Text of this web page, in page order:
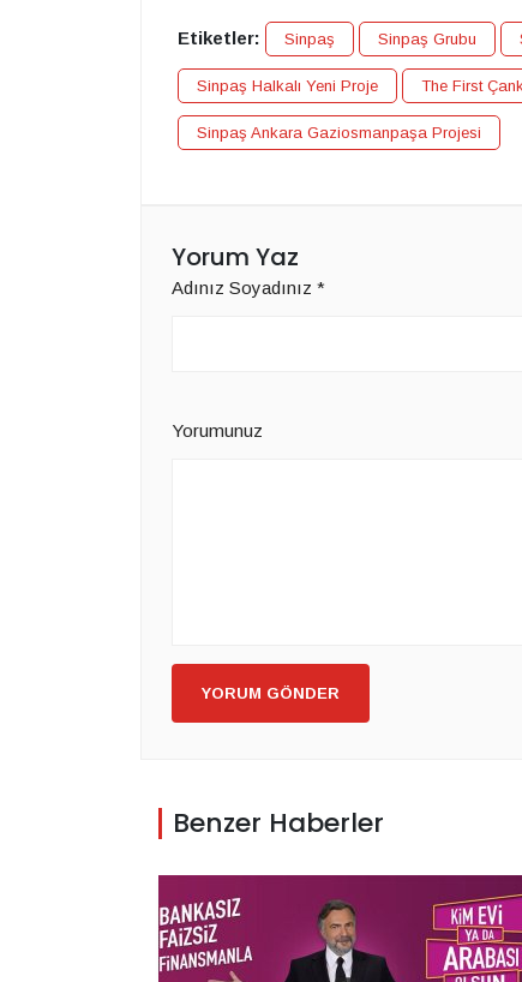
Etiketler: Sinpaş Sinpaş Grubu
Sinpaş Halkalı Yeni Proje The First
Sinpaş Ankara Gaziosmanpaşa Projesi
Yorum Yaz
Adınız Soyadınız *
Yorumunuz
YORUM GÖNDER
Benzer Haberler